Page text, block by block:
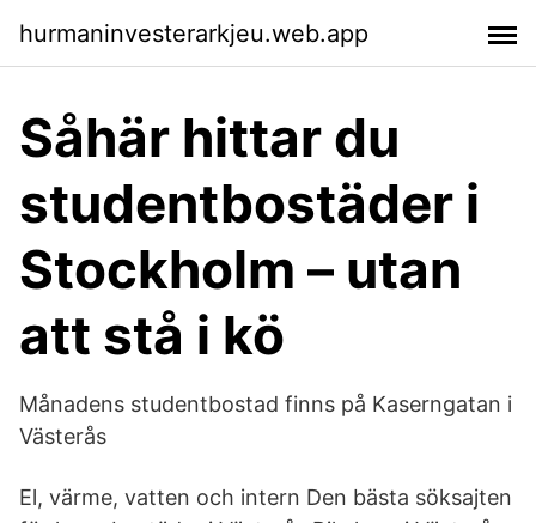
hurmaninvesterarkjeu.web.app
Såhär hittar du
studentbostäder i
Stockholm – utan
att stå i kö
Månadens studentbostad finns på Kaserngatan i
Västerås
El, värme, vatten och intern Den bästa söksajten